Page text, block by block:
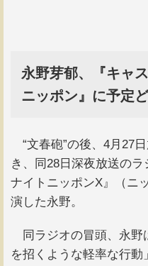
永野芽郁、『キャ
ニッポン』に予定
“文春砲”の後、4月27
き、同28日深夜放送の
ナイトニッポンX』（ニ
演した永野。
同ラジオの冒頭、永野
を招くような軽率な行